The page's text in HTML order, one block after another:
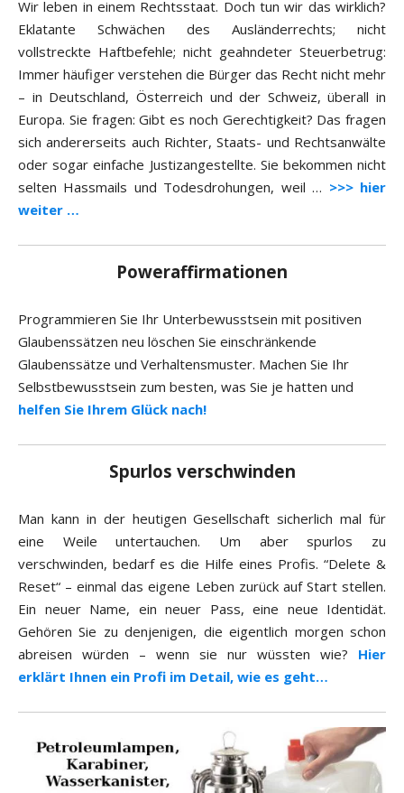
Wir leben in einem Rechtsstaat. Doch tun wir das wirklich?
Eklatante Schwächen des Ausländerrechts; nicht
vollstreckte Haftbefehle; nicht geahndeter Steuerbetrug:
Immer häufiger verstehen die Bürger das Recht nicht mehr
– in Deutschland, Österreich und der Schweiz, überall in
Europa. Sie fragen: Gibt es noch Gerechtigkeit? Das fragen
sich andererseits auch Richter, Staats- und Rechtsanwälte
oder sogar einfache Justizangestellte. Sie bekommen nicht
selten Hassmails und Todesdrohungen, weil … >>> hier
weiter …
Poweraffirmationen
Programmieren Sie Ihr Unterbewusstsein mit positiven
Glaubenssätzen neu löschen Sie einschränkende
Glaubenssätze und Verhaltensmuster. Machen Sie Ihr
Selbstbewusstsein zum besten, was Sie je hatten und
helfen Sie Ihrem Glück nach!
Spurlos verschwinden
Man kann in der heutigen Gesellschaft sicherlich mal für
eine Weile untertauchen. Um aber spurlos zu
verschwinden, bedarf es die Hilfe eines Profis. “Delete &
Reset“ – einmal das eigene Leben zurück auf Start stellen.
Ein neuer Name, ein neuer Pass, eine neue Identidät.
Gehören Sie zu denjenigen, die eigentlich morgen schon
abreisen würden – wenn sie nur wüssten wie? Hier
erklärt Ihnen ein Profi im Detail, wie es geht…